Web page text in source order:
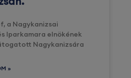
a Nagykanizsai
Iparkamara elnökének
Nagykanizsára
»